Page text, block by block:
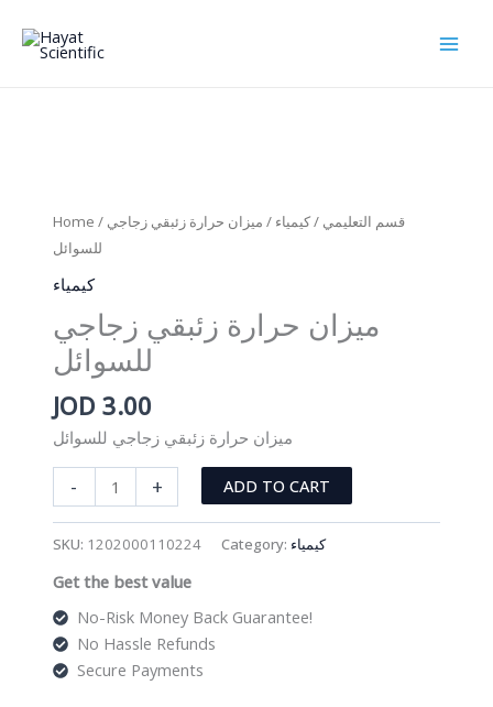
content
Home / قسم التعليمي /كيمياء / ميزان حرارة زئبقي زجاجي
للسوائل
كيمياء
ميزان حرارة زئبقي زجاجي
للسوائل
JOD 3.00
ميزان حرارة زئبقي زجاجي للسوائل
-
حرارة
للسوائل
quantity
+ ADD TO CART
SKU: 1202000110224 Category: كيمياء
Get the best value
No-Risk Money Back Guarantee!
No Hassle Refunds
Secure Payments